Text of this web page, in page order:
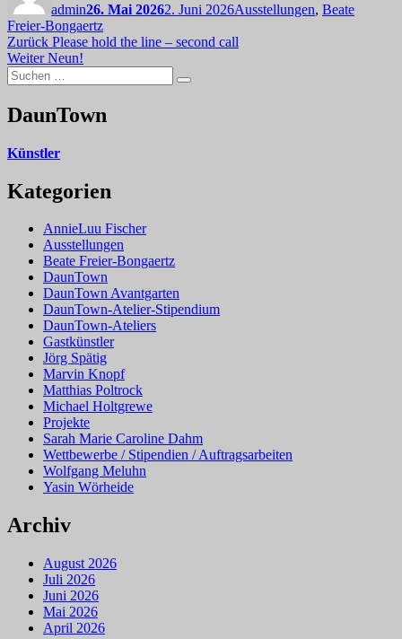
admin26. Mai 20262. Juni 2026Ausstellungen, Beate
Freier-Bongaertz
Beitragsnavigation
Zurück Vorheriger
Beitrag:
Please hold the line – second call
Weiter Nächster
Beitrag:
Neun!
Suchen
nach:
Suchen
DaunTown
Künstler
Kategorien
AnnieLuu Fischer
Ausstellungen
Beate Freier-Bongaertz
DaunTown
DaunTown Avantgarten
DaunTown-Atelier-Stipendium
DaunTown-Ateliers
Gastkünstler
Jörg Spätig
Marvin Knopf
Matthias Poltrock
Michael Holtgrewe
Projekte
Sarah Marie Caroline Dahm
Wettbewerbe / Stipendien / Auftragsarbeiten
Wolfgang Meluhn
Yasin Wörheide
Archiv
August 2026
Juli 2026
Juni 2026
Mai 2026
April 2026